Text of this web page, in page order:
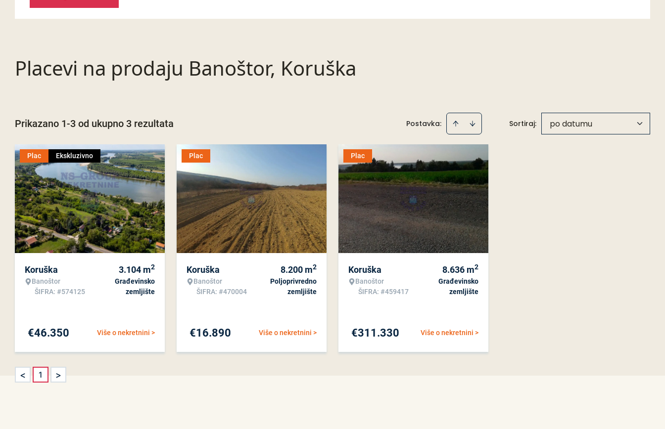
Placevi na prodaju Banoštor, Koruška
Prikazano 1-3 od ukupno 3 rezultata Postavka: Sortiraj: po datumu
Plac Ekskluzivno
Koruška
Banoštor
ŠIFRA: #574125
3.104 m2
Građevinsko
zemljište
Više o nekretnini >
€46.350
Plac
Koruška
Banoštor
ŠIFRA: #470004
8.200 m2
Poljoprivredno
zemljište
Više o nekretnini >
€16.890
Plac
Koruška
Banoštor
ŠIFRA: #459417
8.636 m2
Građevinsko
zemljište
Više o nekretnini >
€311.330
< 1 >